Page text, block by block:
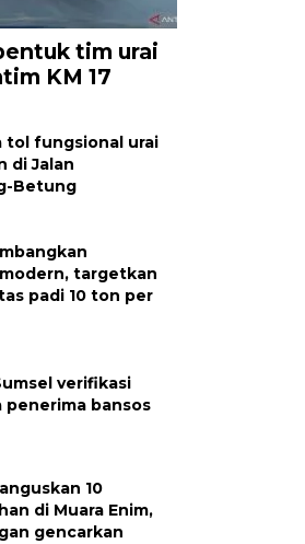
tim urai
KM 17
tol fungsional urai
di Jalan
Betung
targetkan
padi 10 ton per
verifikasi
penerima bansos
10
di Muara Enim,
gencarkan